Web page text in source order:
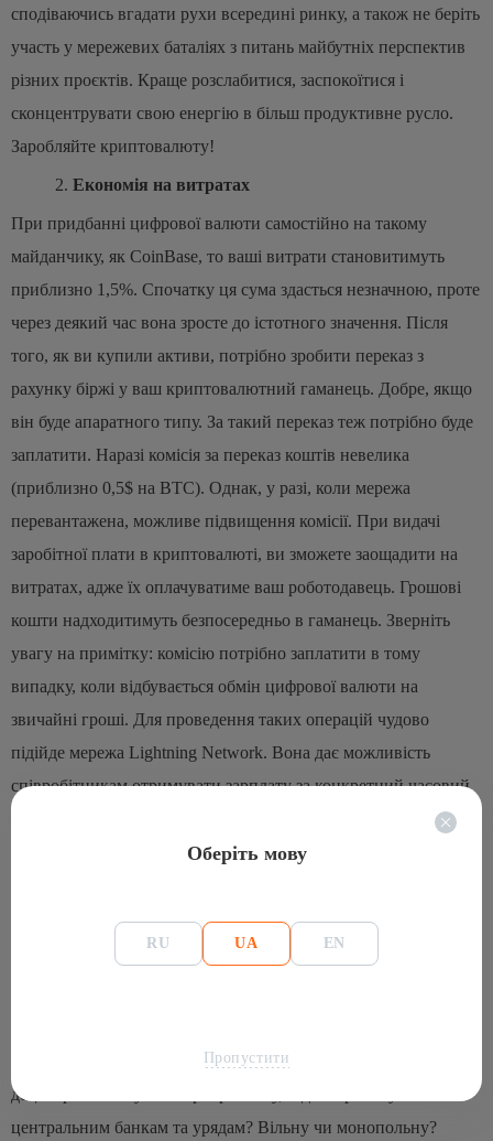
сподіваючись вгадати рухи всередині ринку, а також не беріть
участь у мережевих баталіях з питань майбутніх перспектив
різних проєктів. Краще розслабитися, заспокоїтися і
сконцентрувати свою енергію в більш продуктивне русло.
Заробляйте криптовалюту!
Економія на витратах
При придбанні цифрової валюти самостійно на такому
майданчику, як CoinBase, то ваші витрати становитимуть
приблизно 1,5%. Спочатку ця сума здасться незначною, проте
через деякий час вона зросте до істотного значення. Після
того, як ви купили активи, потрібно зробити переказ з
рахунку біржі у ваш криптовалютний гаманець. Добре, якщо
він буде апаратного типу. За такий переказ теж потрібно буде
заплатити. Наразі комісія за переказ коштів невелика
(приблизно 0,5$ на BTC). Однак, у разі, коли мережа
перевантажена, можливе підвищення комісії. При видачі
заробітної плати в криптовалюті, ви зможете заощадити на
витратах, адже їх оплачуватиме ваш роботодавець. Грошові
кошти надходитимуть безпосередньо в гаманець. Зверніть
увагу на примітку: комісію потрібно заплатити в тому
випадку, коли відбувається обмін цифрової валюти на
звичайні гроші. Для проведення таких операцій чудово
підійде мережа Lightning Network. Вона дає можливість
співробітникам отримувати зарплату за конкретний часовий
проміжок, який вони відпрацювали (година, день, тиждень,
місяць). Цікаво, що перекази здійснюються дуже швидко і
змогу сильно заощадити ресурси фірми і зробить роботу
набагато зручнішою для працівників.
криптовалютного руху. Яку систему ви підтримуєте:
децентралізовану чи бюрократичну, підконтрольну
центральним банкам та урядам? Вільну чи монопольну?
Оберіть мову
RU UA EN
Пропустити